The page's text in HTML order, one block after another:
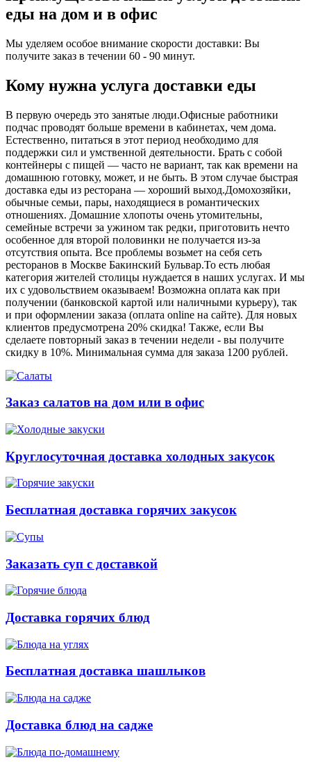
еды на дом и в офис
Мы уделяем особое внимание скорости доставки: Вы
получите заказ в течении 60 - 90 минут.
Кому нужна услуга доставки еды
В первую очередь это занятые люди.Офисные работники
подчас проводят больше времени в кабинетах, чем дома.
Естественно, питаться в этот период необходимо для
поддержки сил и умственной деятельности. Брать с собой
контейнеры с пищей ― часто не вариант, так как времени на
домашнюю готовку, может, и не быть. В этом случае быстрая
доставка еды из ресторана ― хороший выход.Домохозяйки,
обычные семьи, пары, находящиеся в романтических
отношениях. Домашние хлопоты очень утомительны,
семейные встречи за ужином так редки, приготовить нечто
особенное для второй половинки не получается из-за
отсутствия опыта. Все проблемы возьмет на себя сеть
ресторанов в Москве Бакинский Бульвар.То есть любая
категория жителей столицы нуждается в наших услугах. И мы
их с удовольствием оказываем! Возможна оплата как при
получении (банковской картой или наличными курьеру), так
и при оформлении заказа (оплата online на сайте). Для новых
клиентов предусмотрена 20% скидка! Также, если Вы
сделаете повторный заказ в течении недели - вы получите
скидку в 10%. Минимальная сумма для заказа 1200 рублей.
Заказ салатов на дом или в офис
Круглосуточная доставка холодных закусок
Бесплатная доставка горячих закусок
Заказать суп с доставкой
Доставка горячих блюд
Бесплатная доставка шашлыков
Доставка блюд на садже